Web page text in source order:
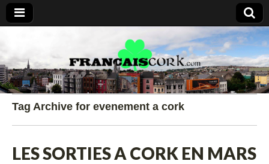
Francais Cork
Tag Archive for evenement a cork
LES SORTIES A CORK EN MARS